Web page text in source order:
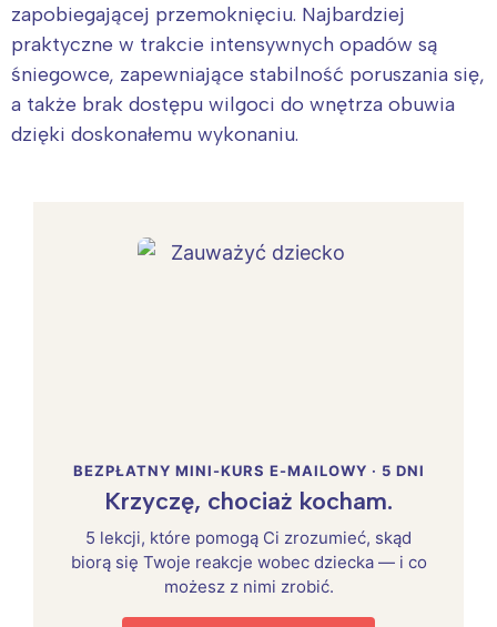
zapobiegającej przemoknięciu. Najbardziej
praktyczne w trakcie intensywnych opadów są
śniegowce, zapewniające stabilność poruszania się,
a także brak dostępu wilgoci do wnętrza obuwia
dzięki doskonałemu wykonaniu.
BEZPŁATNY MINI-KURS E-MAILOWY · 5 DNI
Krzyczę, chociaż kocham.
5 lekcji, które pomogą Ci zrozumieć, skąd
biorą się Twoje reakcje wobec dziecka — i co
możesz z nimi zrobić.